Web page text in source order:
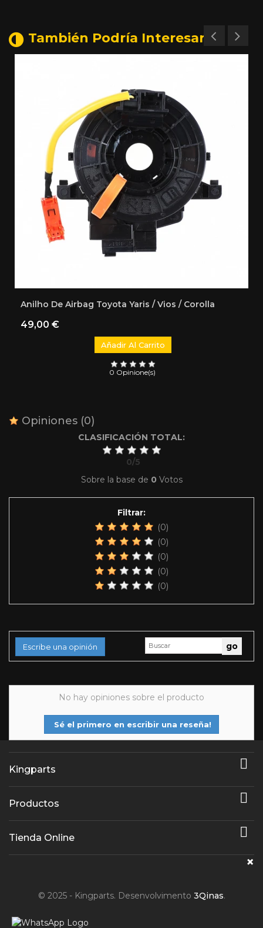
También Podría Interesarle
Anilho De Airbag Toyota Yaris / Vios / Corolla
Precio
49,00 €
Añadir Al Carrito
0 Opinione(s)
Opiniones (0)
CLASIFICACIÓN TOTAL:
0/5
Sobre la base de 0 Votos
Filtrar:
(0)
(0)
(0)
(0)
(0)
Escribe una opinión
No hay opiniones sobre el producto
Sé el primero en escribir una reseña!
Kingparts 
Productos 
Tienda Online 
×
© 2025 - Kingparts. Desenvolvimento 3Qinas.